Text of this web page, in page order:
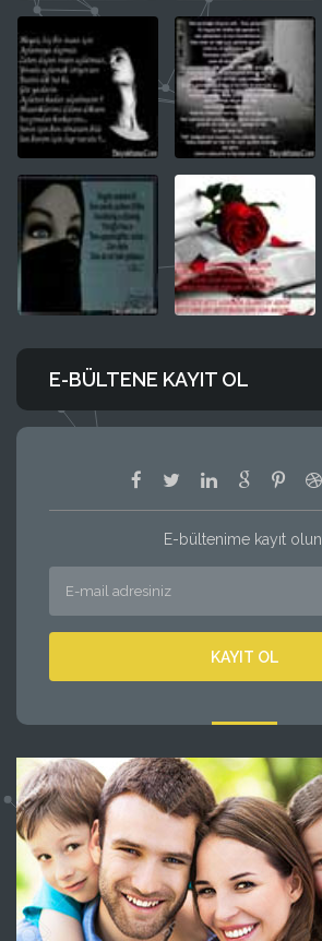
E-BÜLTENE KAYIT OL
E-bültenime kayıt olun.